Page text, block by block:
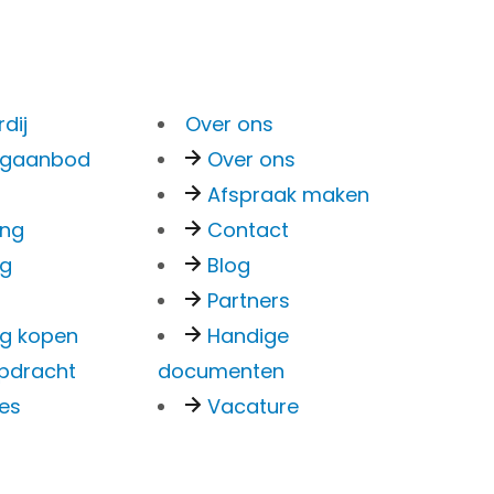
kopen
Over ons
Over ons
Afspraak maken
Contact
Blog
Partners
Handige
documenten
Vacature
Bankzaken
Particulier
Overstappen
Kredieten Particulier
Kredieten Zakelijk
Hypotheken